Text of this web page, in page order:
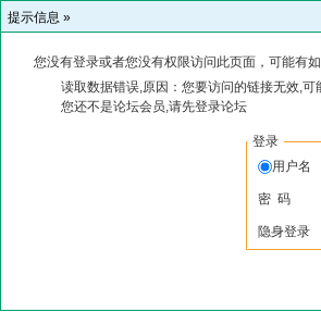
提示信息 »
您没有登录或者您没有权限访问此页面，可能有
读取数据错误,原因：您要访问的链接无效,
您还不是论坛会员,请先登录论坛
登录
用户名
密 码
隐身登录